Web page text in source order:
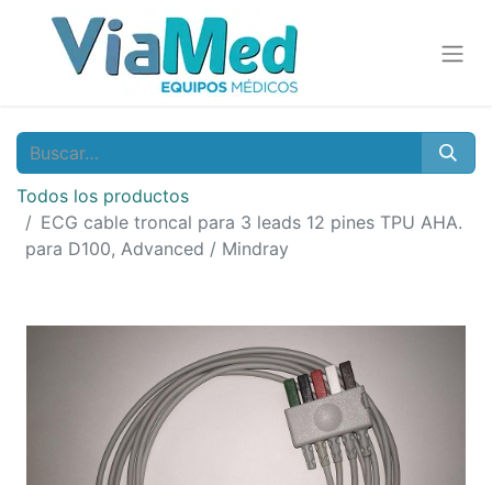
Todos los productos
ECG cable troncal para 3 leads 12 pines TPU AHA.
para D100, Advanced / Mindray